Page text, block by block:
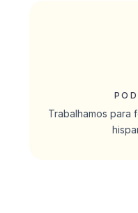
Trabalhamos para